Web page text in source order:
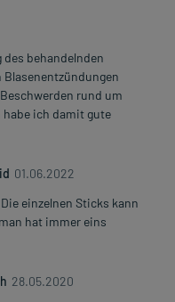
behandelnden
Blasenentzündungen
rund um
ich damit gute
01.06.2022
einzelnen Sticks kann
hat immer eins
28.05.2020